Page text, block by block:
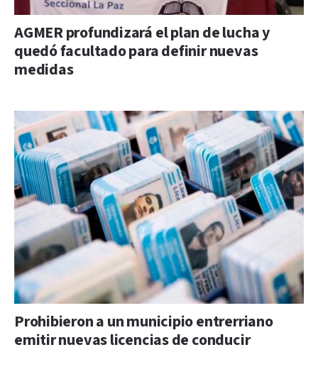
AGMER profundizará el plan de lucha y
quedó facultado para definir nuevas
medidas
Prohibieron a un municipio entrerriano
emitir nuevas licencias de conducir